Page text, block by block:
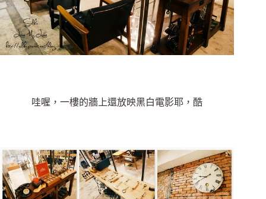
哇喔，一樓的牆上還放映黑白電影耶，酷